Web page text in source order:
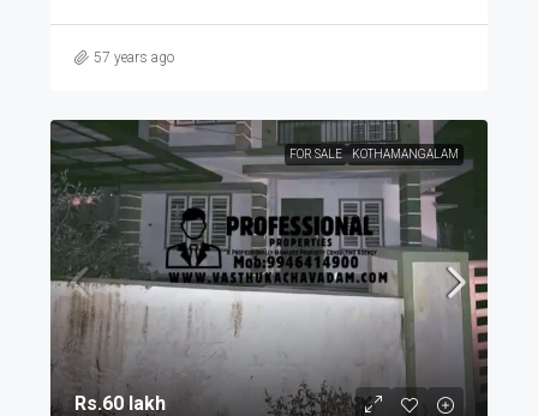
57 years ago
FOR SALE KOTHAMANGALAM
Rs.60 lakh